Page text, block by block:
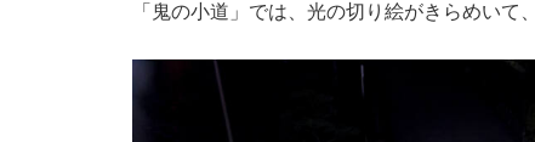
「鬼の小道」では、光の切り絵がきらめいて